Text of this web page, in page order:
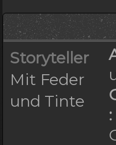
Storyteller
Mit Feder
und Tinte
: